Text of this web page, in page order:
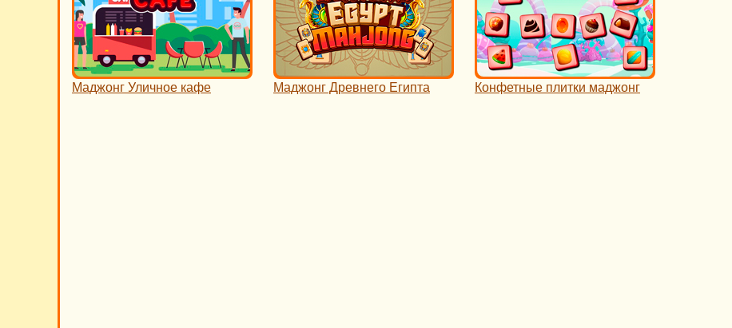
Маджонг Уличное кафе Маджонг Древнего Египта Конфетные плитки маджонг